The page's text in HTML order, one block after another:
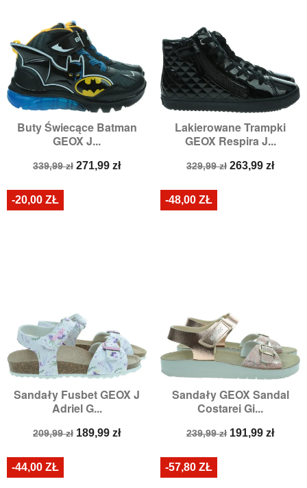
Buty Świecące Batman
GEOX J...
Cena
339,99 zł Cena
271,99 zł
Lakierowane Trampki
GEOX Respira J...
Cena
329,99 zł Cena
263,99 zł
Sandały Fusbet GEOX J
Adriel G...
Cena
209,99 zł Cena
189,99 zł
-20,00 ZŁ
Sandały GEOX Sandal
Costarei Gi...
Cena
239,99 zł Cena
191,99 zł
-48,00 ZŁ
-44,00 ZŁ -57,80 ZŁ